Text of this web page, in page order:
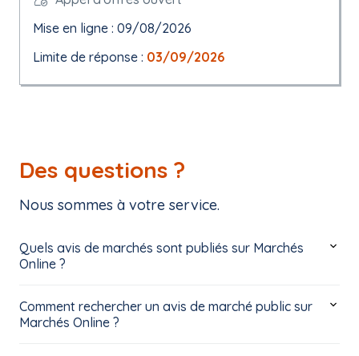
Mise en ligne : 09/08/2026
Limite de réponse : 03/09/2026
Des questions ?
Nous sommes à votre service.
Quels avis de marchés sont publiés sur Marchés
Online ?
Comment rechercher un avis de marché public sur
Marchés Online ?